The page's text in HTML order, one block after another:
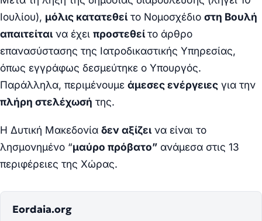
Ιουλίου), μόλις κατατεθεί το Νομοσχέδιο στη Βουλή
απαιτείται να έχει προστεθείτο άρθρο
επανασύστασης της Ιατροδικαστικής Υπηρεσίας,
όπως εγγράφως δεσμεύτηκε ο Υπουργός.
Παράλληλα, περιμένουμε άμεσες ενέργειες για την
πλήρη στελέχωσή της.
Η Δυτική Μακεδονία δεν αξίζει να είναι το
λησμονημένο “μαύρο πρόβατο” ανάμεσα στις 13
περιφέρειες της Χώρας.
Eordaia.org